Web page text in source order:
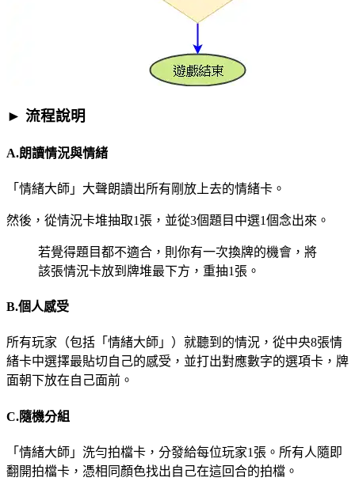
► 流程說明
A.朗讀情況與情緒
「情緒大師」大聲朗讀出所有剛放上去的情緒卡。
然後，從情況卡堆抽取1張，並從3個題目中選1個念出來。
若覺得題目都不適合，則你有一次換牌的機會，將
該張情況卡放到牌堆最下方，重抽1張。
B.個人感受
所有玩家（包括「情緒大師」）就聽到的情況，從中央8張情
緒卡中選擇最貼切自己的感受，並打出對應數字的選項卡，牌
面朝下放在自己面前。
C.隨機分組
「情緒大師」洗勻拍檔卡，分發給每位玩家1張。所有人隨即
翻開拍檔卡，憑相同顏色找出自己在這回合的拍檔。